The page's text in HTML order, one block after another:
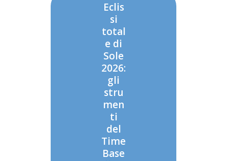
Eclis
si
total
e di
Sole
2026:
gli
stru
men
ti
del
Time
Base